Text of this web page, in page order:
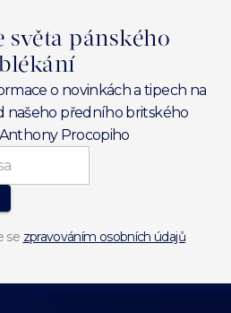
světa pánského
o novinkách a tipech na
našeho předního britského
Procopiho
se zpravováním osobních údajů